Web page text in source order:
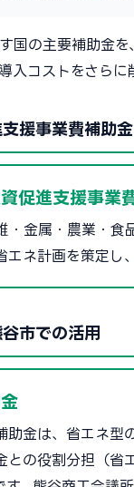
国の主要補助金
入コストをさらに
援事業費補助
促進支援事業
・金属・農業・食
エネ計画を策定し
市での活用
助金は、省エネ
との役割分担（省